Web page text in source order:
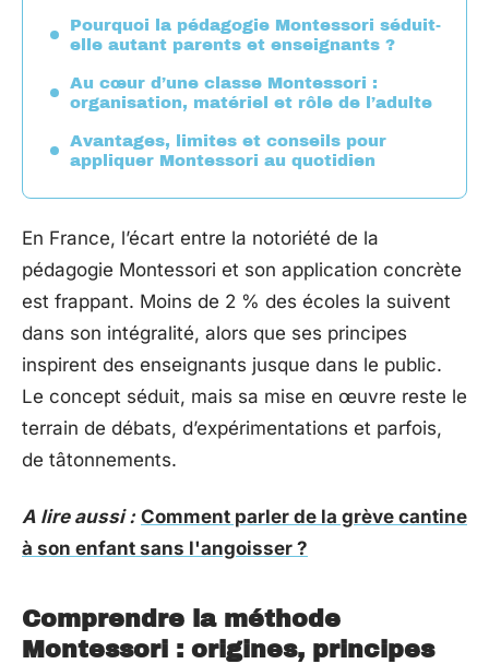
Pourquoi la pédagogie Montessori séduit-
elle autant parents et enseignants ?
Au cœur d’une classe Montessori :
organisation, matériel et rôle de l’adulte
Avantages, limites et conseils pour
appliquer Montessori au quotidien
En France, l’écart entre la notoriété de la
pédagogie Montessori et son application concrète
est frappant. Moins de 2 % des écoles la suivent
dans son intégralité, alors que ses principes
inspirent des enseignants jusque dans le public.
Le concept séduit, mais sa mise en œuvre reste le
terrain de débats, d’expérimentations et parfois,
de tâtonnements.
A lire aussi : Comment parler de la grève cantine
à son enfant sans l'angoisser ?
Comprendre la méthode
Montessori : origines, principes